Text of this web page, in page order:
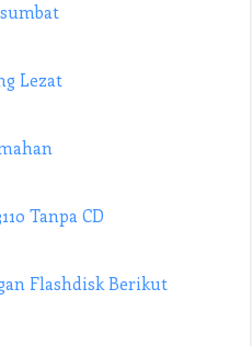
Lezat
Tanpa CD
Flashdisk Berikut